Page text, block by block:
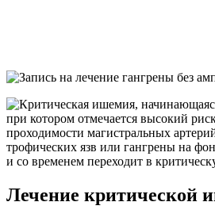
при котором отмечается высокий
проходимости магистральных
трофических язв или гангрены на
и со временем переходит в
Лечение критической